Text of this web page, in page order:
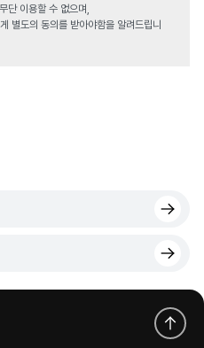
단 이용할 수 없으며,
별도의 동의를 받아야함을 알려드립니